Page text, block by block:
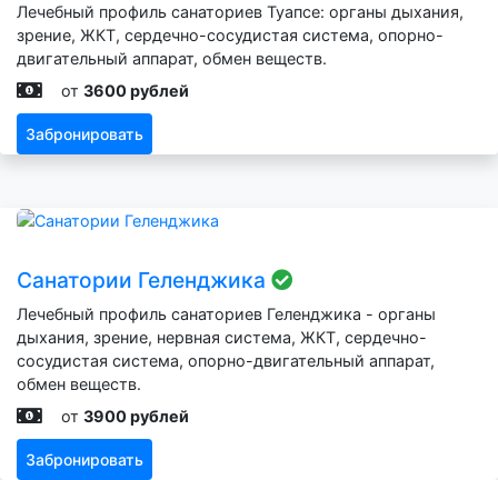
Лечебный профиль санаториев Туапсе: органы дыхания,
зрение, ЖКТ, сердечно-сосудистая система, опорно-
двигательный аппарат, обмен веществ.
от 3600 рублей
Забронировать
Санатории Геленджика
Лечебный профиль санаториев Геленджика - органы
дыхания, зрение, нервная система, ЖКТ, сердечно-
сосудистая система, опорно-двигательный аппарат,
обмен веществ.
от 3900 рублей
Забронировать